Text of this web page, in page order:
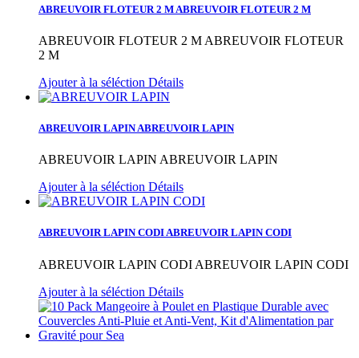
ABREUVOIR FLOTEUR 2 M ABREUVOIR FLOTEUR 2 M
ABREUVOIR FLOTEUR 2 M ABREUVOIR FLOTEUR
2 M
Ajouter à la séléction Détails
ABREUVOIR LAPINABREUVOIR LAPIN
ABREUVOIR LAPIN ABREUVOIR LAPIN
Ajouter à la séléction Détails
ABREUVOIR LAPIN CODIABREUVOIR LAPIN CODI
ABREUVOIR LAPIN CODI ABREUVOIR LAPIN CODI
Ajouter à la séléction Détails